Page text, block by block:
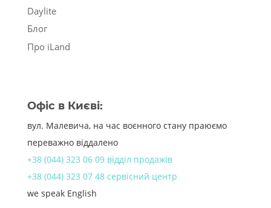
Daylite
Блог
Про iLand
Офіс в Києві:
вул. Малевича, на час воєнного стану праюємо
переважно віддалено
+38 (044) 323 06 09 відділ продажів
+38 (044) 323 07 48 сервісний центр
we speak English